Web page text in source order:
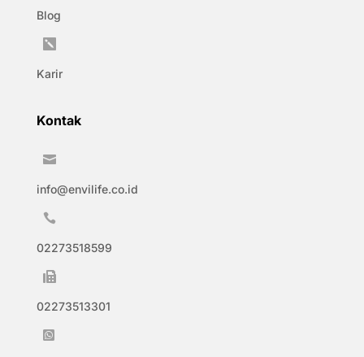
Blog

Karir
Kontak

info@envilife.co.id

02273518599

02273513301
